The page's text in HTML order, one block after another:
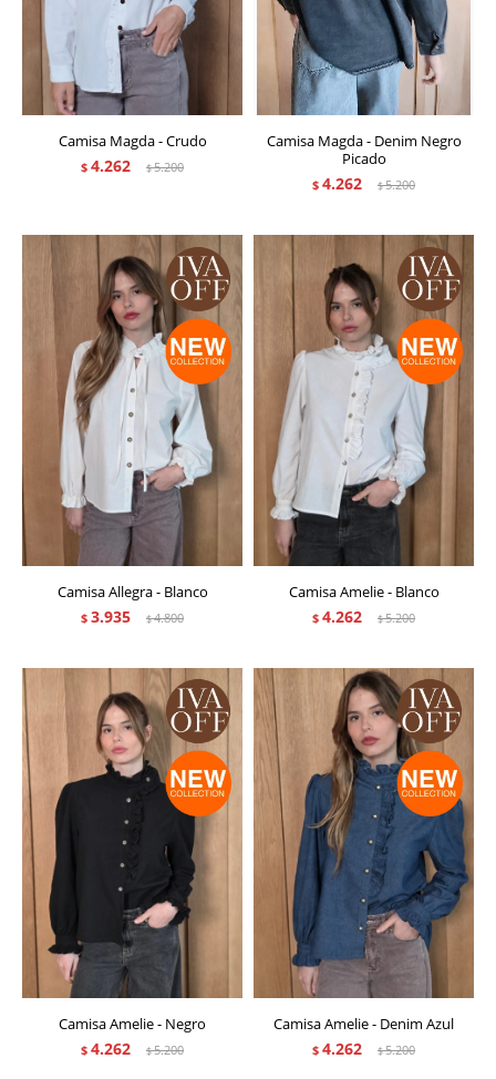
Camisa Magda - Crudo
$ 4.262 $5.200
Camisa Magda - Denim Negro
Picado
$ 4.262 $5.200
Camisa Allegra - Blanco
$ 3.935 $4.800
Camisa Amelie - Blanco
$ 4.262 $5.200
Camisa Amelie - Negro
$ 4.262 $5.200
Camisa Amelie - Denim Azul
$ 4.262 $5.200